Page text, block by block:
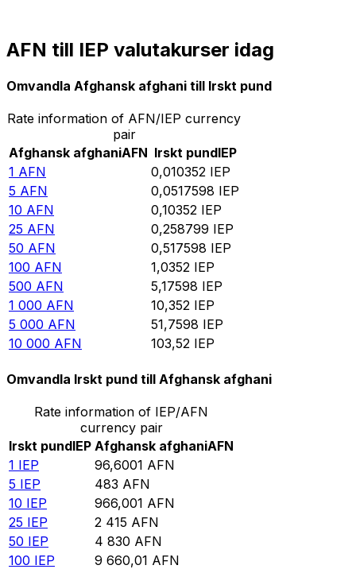
AFN till IEP valutakurser idag
Omvandla Afghansk afghani till Irskt pund
Rate information of AFN/IEP currency
pair
Afghansk afghaniAFN Irskt pundIEP
1 AFN 0,010352 IEP
5 AFN 0,0517598 IEP
10 AFN 0,10352 IEP
25 AFN 0,258799 IEP
50 AFN 0,517598 IEP
100 AFN 1,0352 IEP
500 AFN 5,17598 IEP
1 000 AFN 10,352 IEP
5 000 AFN 51,7598 IEP
10 000 AFN 103,52 IEP
Omvandla Irskt pund till Afghansk afghani
Rate information of IEP/AFN
currency pair
Irskt pundIEP Afghansk afghaniAFN
1 IEP 96,6001 AFN
5 IEP 483 AFN
10 IEP 966,001 AFN
25 IEP 2 415 AFN
50 IEP 4 830 AFN
100 IEP 9 660,01 AFN